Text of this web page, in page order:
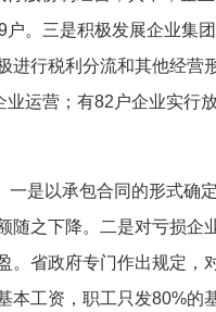
。三是积极发展企业集
进行税利分流和其他经营
运营；有82户企业实行
是以承包合同的形式确
随之下降。二是对亏损企
。省政府专门作出规定，
本工资，职工只发80%的